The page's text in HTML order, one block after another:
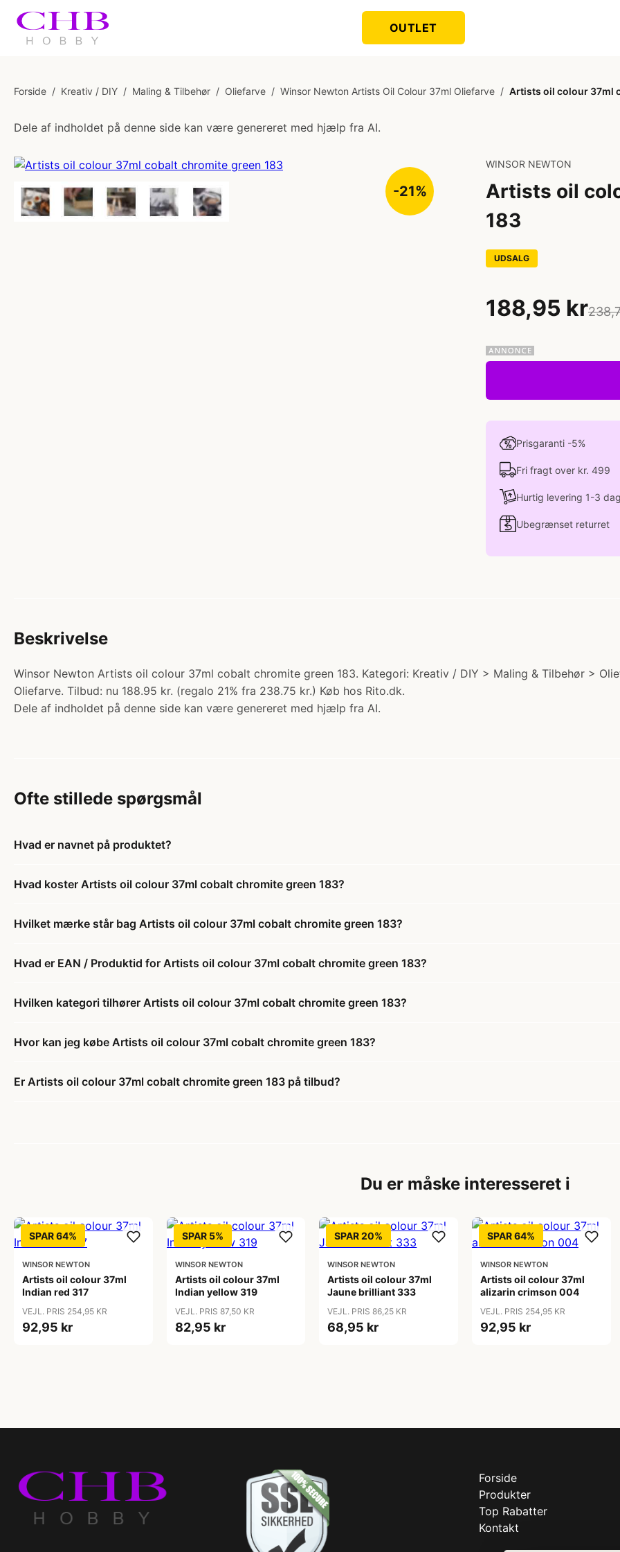
OUTLET
Forside / Kreativ / DIY / Maling & Tilbehør / Oliefarve / Winsor Newton Artists Oil Colour 37ml Oliefarve / Artists oil colour 37ml
Dele af indholdet på denne side kan være genereret med hjælp fra AI.
-21%
WINSOR NEWTON
Artists oil
183
UDSALG
188,95 kr
Prisgaranti -5%
Fri fragt over kr. 499
Hurtig levering 1-3
Ubegrænset returret
Beskrivelse
Winsor Newton Artists oil colour 37ml cobalt chromite green 183. Kategori: Kreativ / DIY > Maling & Tilbehør >
Oliefarve. Tilbud: nu 188.95 kr. (regalo 21% fra 238.75 kr.) Køb hos Rito.dk.
Dele af indholdet på denne side kan være genereret med hjælp fra AI.
Ofte stillede spørgsmål
Hvad er navnet på produktet?
Hvad koster Artists oil colour 37ml cobalt chromite green 183?
Hvilket mærke står bag Artists oil colour 37ml cobalt chromite green 183?
Hvad er EAN / Produktid for Artists oil colour 37ml cobalt chromite green 183?
Hvilken kategori tilhører Artists oil colour 37ml cobalt chromite green 183?
Hvor kan jeg købe Artists oil colour 37ml cobalt chromite green 183?
Er Artists oil colour 37ml cobalt chromite green 183 på tilbud?
Du er måske interesseret i
SPAR 64%
WINSOR NEWTON
Artists oil colour 37ml
Indian red 317
VEJL. PRIS 254,95 KR
92,95 kr
SPAR 5%
WINSOR NEWTON
Artists oil colour 37ml
Indian yellow 319
VEJL. PRIS 87,50 KR
82,95 kr
SPAR 20%
WINSOR NEWTON
Artists oil colour 37ml
Jaune brilliant 333
VEJL. PRIS 86,25 KR
68,95 kr
SPAR 64%
WINSOR NEWTON
Artists oil colour 37ml
alizarin crimson 004
VEJL. PRIS 254,95 KR
92,95 kr
Forside
Produkter
Top Rabatter
Kontakt